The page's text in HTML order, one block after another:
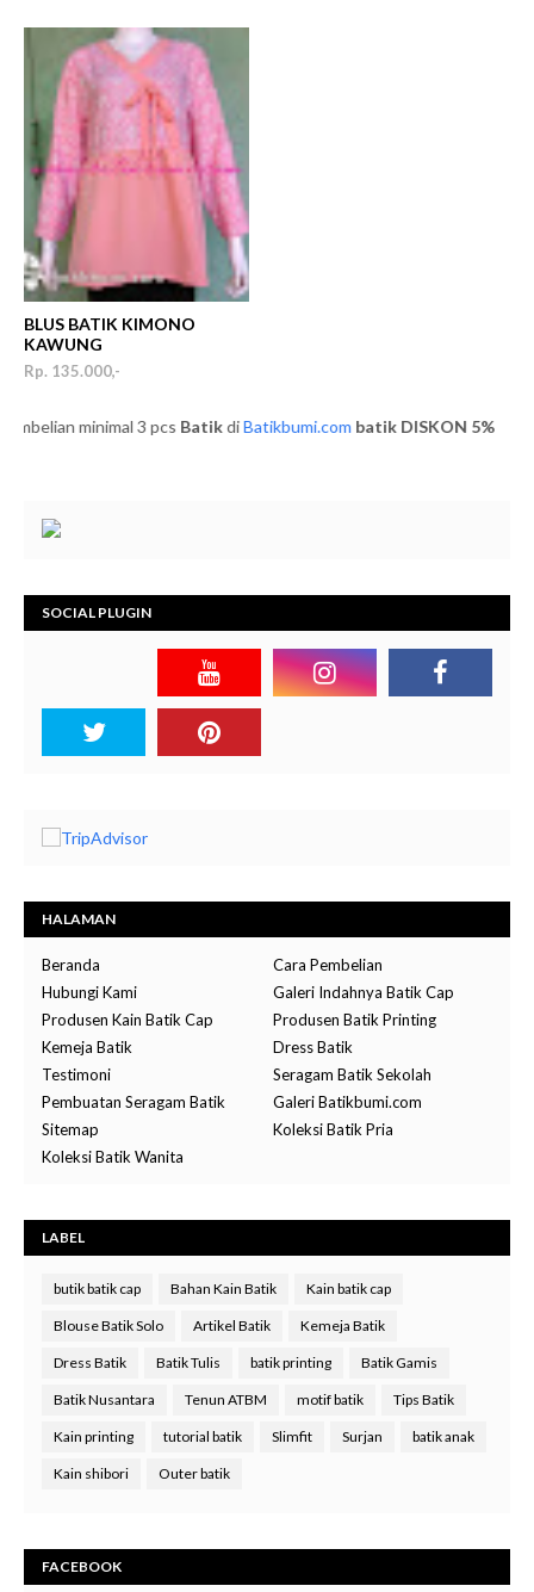
BLUS BATIK KIMONO
KAWUNG
Rp. 135.000,-
minimal 3 pcsBatikdiBatikbumi.combatikDISKON 5%
SOCIAL PLUGIN
HALAMAN
Beranda
Cara Pembelian
Hubungi Kami
Galeri Indahnya Batik Cap
Produsen Kain Batik Cap
Produsen Batik Printing
Kemeja Batik
Dress Batik
Testimoni
Seragam Batik Sekolah
Pembuatan Seragam Batik
Galeri Batikbumi.com
Sitemap
Koleksi Batik Pria
Koleksi Batik Wanita
LABEL
butik batik cap Bahan Kain Batik Kain batik cap
Blouse Batik Solo Artikel Batik Kemeja Batik
Dress Batik Batik Tulis batik printing Batik Gamis
Batik Nusantara Tenun ATBM motif batik Tips Batik
Kain printing tutorial batik Slimfit Surjan batik anak
Kain shibori Outer batik
FACEBOOK